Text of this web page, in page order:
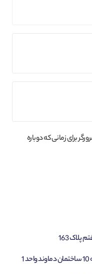
برای زمانی که دوباره
163